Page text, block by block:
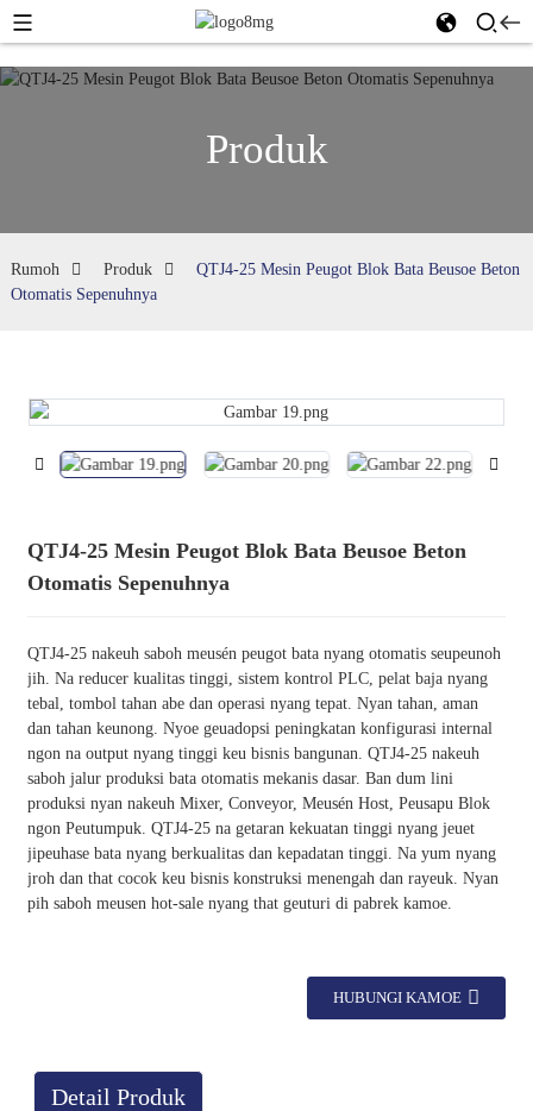
Produk
Rumoh Produk
QTJ4-25 Mesin Peugot Blok Bata Beusoe Beton
Otomatis Sepenuhnya
QTJ4-25 Mesin Peugot Blok Bata Beusoe Beton
Otomatis Sepenuhnya
QTJ4-25 nakeuh saboh meusén peugot bata nyang otomatis seupeunoh
jih. Na reducer kualitas tinggi, sistem kontrol PLC, pelat baja nyang
tebal, tombol tahan abe dan operasi nyang tepat. Nyan tahan, aman
dan tahan keunong. Nyoe geuadopsi peningkatan konfigurasi internal
ngon na output nyang tinggi keu bisnis bangunan. QTJ4-25 nakeuh
saboh jalur produksi bata otomatis mekanis dasar. Ban dum lini
produksi nyan nakeuh Mixer, Conveyor, Meusén Host, Peusapu Blok
ngon Peutumpuk. QTJ4-25 na getaran kekuatan tinggi nyang jeuet
jipeuhase bata nyang berkualitas dan kepadatan tinggi. Na yum nyang
jroh dan that cocok keu bisnis konstruksi menengah dan rayeuk. Nyan
pih saboh meusen hot-sale nyang that geuturi di pabrek kamoe.
HUBUNGI KAMOE
Detail Produk